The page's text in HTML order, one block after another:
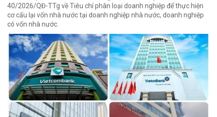
40/2026/QĐ-TTg về Tiêu chí phân loại doanh nghiệp để thực hiện
cơ cấu lại vốn nhà nước tại doanh nghiệp nhà nước, doanh nghiệp
có vốn nhà nước.